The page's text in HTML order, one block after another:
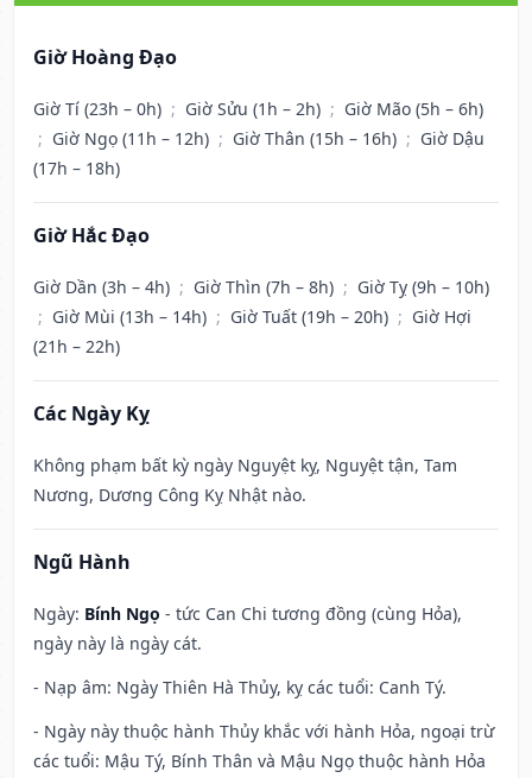
Giờ Hoàng Đạo
Giờ Tí (23h – 0h) ; Giờ Sửu (1h – 2h) ; Giờ Mão (5h – 6h)
; Giờ Ngọ (11h – 12h) ; Giờ Thân (15h – 16h) ; Giờ Dậu
(17h – 18h)
Giờ Hắc Đạo
Giờ Dần (3h – 4h) ; Giờ Thìn (7h – 8h) ; Giờ Tỵ (9h – 10h)
; Giờ Mùi (13h – 14h) ; Giờ Tuất (19h – 20h) ; Giờ Hợi
(21h – 22h)
Các Ngày Kỵ
Không phạm bất kỳ ngày Nguyệt kỵ, Nguyệt tận, Tam
Nương, Dương Công Kỵ Nhật nào.
Ngũ Hành
Ngày: Bính Ngọ - tức Can Chi tương đồng (cùng Hỏa),
ngày này là ngày cát.
- Nạp âm: Ngày Thiên Hà Thủy, kỵ các tuổi: Canh Tý.
- Ngày này thuộc hành Thủy khắc với hành Hỏa, ngoại trừ
các tuổi: Mậu Tý, Bính Thân và Mậu Ngọ thuộc hành Hỏa